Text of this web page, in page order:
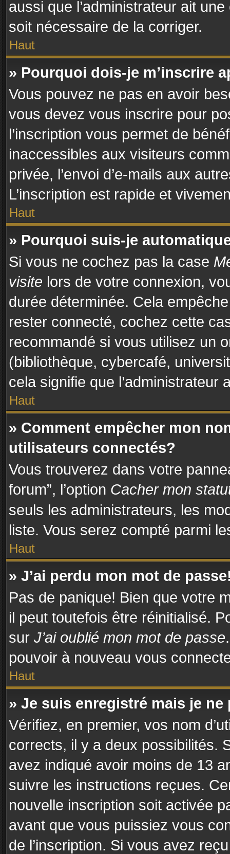
aussi que l’administrateur ait
soit nécessaire de la corriger.
Haut
» Pourquoi dois-je m’inscrire
Vous pouvez ne pas en avoir
vous devez vous inscrire pour
l’inscription vous permet de
inaccessibles aux visiteurs
privée, l’envoi d’e-mails aux
L’inscription est rapide et
Haut
» Pourquoi suis-je
Si vous ne cochez pas la case
visite lors de votre connexion,
durée déterminée. Cela
rester connecté, cochez cette
recommandé si vous utilisez un
(bibliothèque, cybercafé,
cela signifie que l’administrateur
Haut
» Comment empêcher mon
utilisateurs connectés?
Vous trouverez dans votre
forum”, l’option Cacher mon
seuls les administrateurs, les
liste. Vous serez compté parmi
Haut
» J’ai perdu mon mot de
Pas de panique! Bien que votre
il peut toutefois être réinitialisé.
sur J’ai oublié mon mot de passe
pouvoir à nouveau vous
Haut
» Je suis enregistré mais je
Vérifiez, en premier, vos nom
corrects, il y a deux possibilités.
avez indiqué avoir moins de 13
suivre les instructions reçues.
nouvelle inscription soit activée
avant que vous puissiez vous
de l’inscription. Si vous avez